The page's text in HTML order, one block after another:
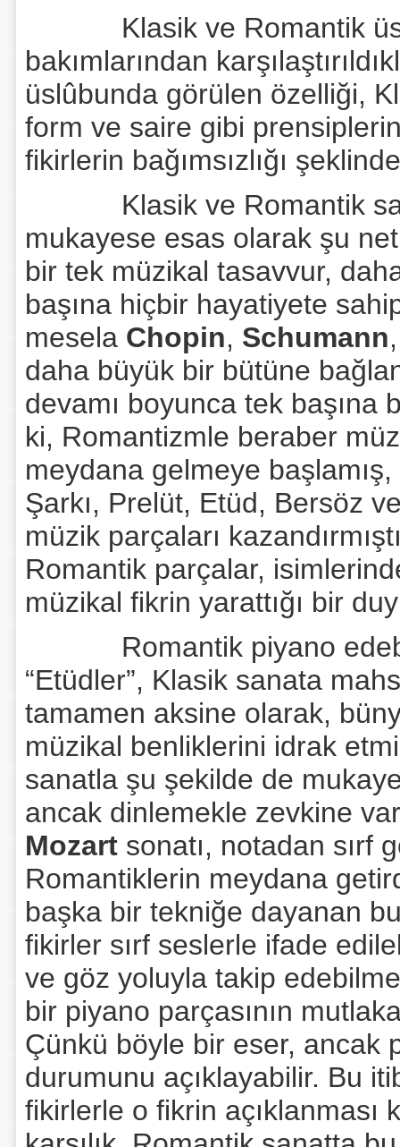
Klasik ve Romantik
bakımlarından
üslûbunda görülen özelliği,
form ve saire gibi
fikirlerin bağımsızlığı
Klasik ve Romantik
mukayese esas olarak şu
bir tek müzikal tasavvur,
başına hiçbir hayatiyete
mesela Chopin, Schumann
daha büyük bir bütüne
devamı boyunca tek
ki, Romantizmle beraber
meydana gelmeye
Şarkı, Prelüt, Etüd, Bersöz
müzik parçaları
Romantik parçalar,
müzikal fikrin yarattığı bir
Romantik piyano
“Etüdler”, Klasik sanata
tamamen aksine olarak,
müzikal benliklerini idrak
sanatla şu şekilde de
ancak dinlemekle zevkine
Mozart sonatı, notadan sırf
Romantiklerin meydana
başka bir tekniğe dayanan
fikirler sırf seslerle ifade
ve göz yoluyla takip
bir piyano parçasının
Çünkü böyle bir eser, ancak
durumunu açıklayabilir. Bu
fikirlerle o fikrin açıklanması